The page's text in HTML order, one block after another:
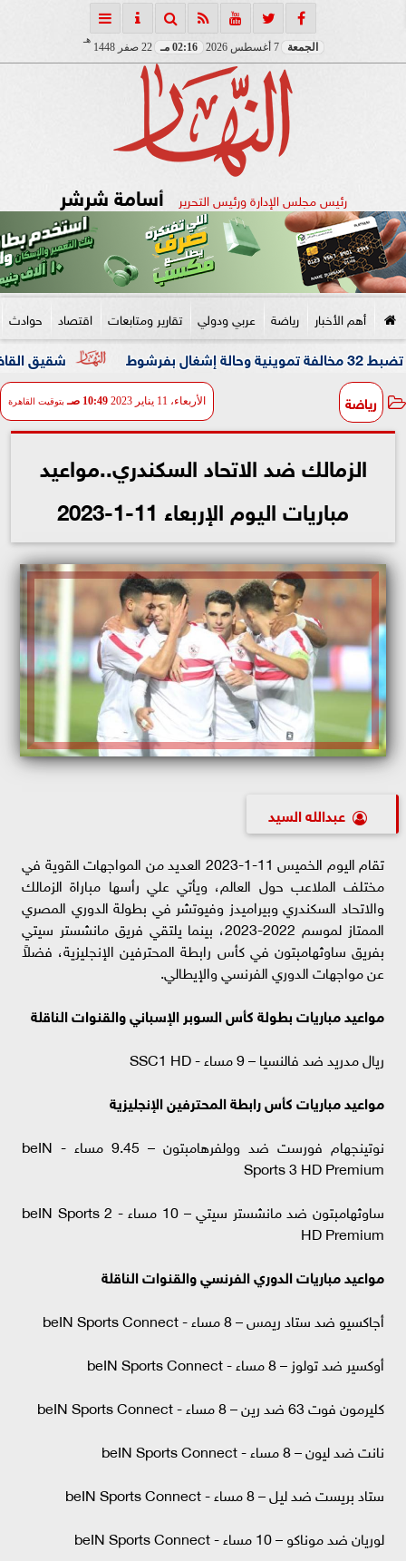
الجمعة 7 أغسطس 2026 02:16 مـ 22 صفر 1448
هـ
رئيس مجلس الإدارة ورئيس التحرير أسامة شرشر
أهم الأخبار رياضة عربي ودولي تقارير ومتابعات اقتصاد حوادث
شقيق القاضي المزيف:
رياضة الأربعاء، 11 يناير 2023 10:49 صـ بتوقيت القاهرة
الزمالك ضد الاتحاد السكندري..مواعيد
مباريات اليوم الإربعاء 11-1-2023
عبدالله السيد
تقام اليوم الخميس 11-1-2023 العديد من المواجهات القوية في
مختلف الملاعب حول العالم، ويأتي علي رأسها مباراة الزمالك
والاتحاد السكندري وبيراميدز وفيوتشر في بطولة الدوري المصري
الممتاز لموسم 2022-2023، بينما يلتقي فريق مانشستر سيتي
بفريق ساوثهامبتون في كأس رابطة المحترفين الإنجليزية، فضلاً
عن مواجهات الدوري الفرنسي والإيطالي.
مواعيد مباريات بطولة كأس السوبر الإسباني والقنوات الناقلة
ريال مدريد ضد فالنسيا – 9 مساء - SSC1 HD
مواعيد مباريات كأس رابطة المحترفين الإنجليزية
نوتينجهام فورست ضد وولفرهامبتون – 9.45 مساء - beIN
Sports 3 HD Premium
ساوثهامبتون ضد مانشستر سيتي – 10 مساء - beIN Sports 2
HD Premium
مواعيد مباريات الدوري الفرنسي والقنوات الناقلة
أجاكسيو ضد ستاد ريمس – 8 مساء - beIN Sports Connect
أوكسير ضد تولوز – 8 مساء - beIN Sports Connect
كليرمون فوت 63 ضد رين – 8 مساء - beIN Sports Connect
نانت ضد ليون – 8 مساء - beIN Sports Connect
ستاد بريست ضد ليل – 8 مساء - beIN Sports Connect
لوريان ضد موناكو – 10 مساء - beIN Sports Connect